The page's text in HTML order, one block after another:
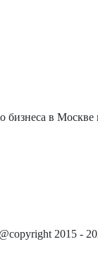
бизнеса в Москве
@copyright 2015 -